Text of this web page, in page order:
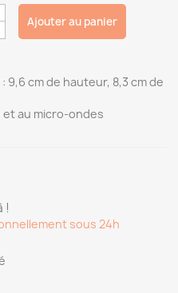
9,6 cm de hauteur, 8,3 cm de
et au micro-ondes
Ajouter au panier
!
sous 24h